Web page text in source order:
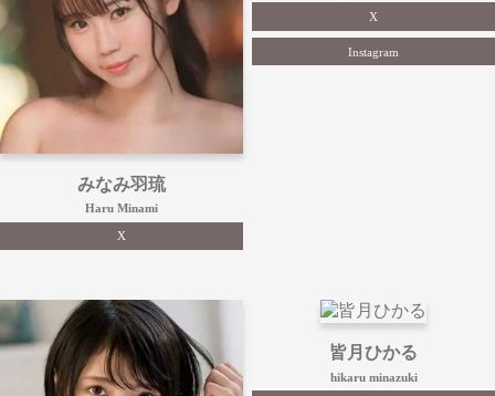
みなみ羽琉
Haru Minami
X
X
Instagram
皆月ひかる
hikaru minazuki